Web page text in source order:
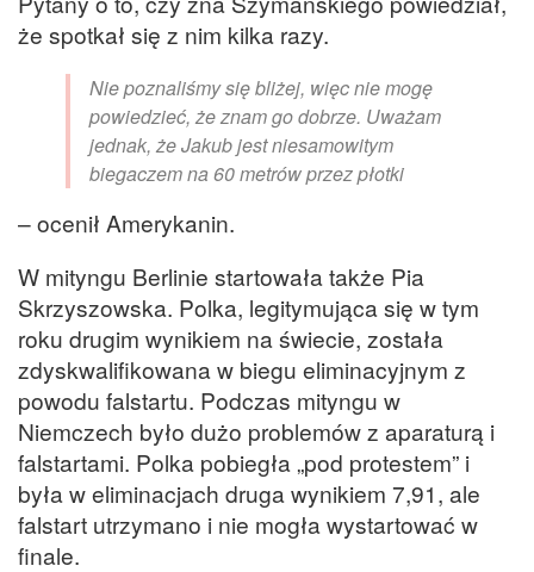
że spotkał się z nim kilka razy.
Nie poznaliśmy się bliżej, więc nie mogę
powiedzieć, że znam go dobrze. Uważam
jednak, że Jakub jest niesamowitym
biegaczem na 60 metrów przez płotki
– ocenił Amerykanin.
W mityngu Berlinie startowała także Pia
Skrzyszowska. Polka, legitymująca się w tym
roku drugim wynikiem na świecie, została
zdyskwalifikowana w biegu eliminacyjnym z
powodu falstartu. Podczas mityngu w
Niemczech było dużo problemów z aparaturą i
falstartami. Polka pobiegła „pod protestem” i
była w eliminacjach druga wynikiem 7,91, ale
falstart utrzymano i nie mogła wystartować w
finale.